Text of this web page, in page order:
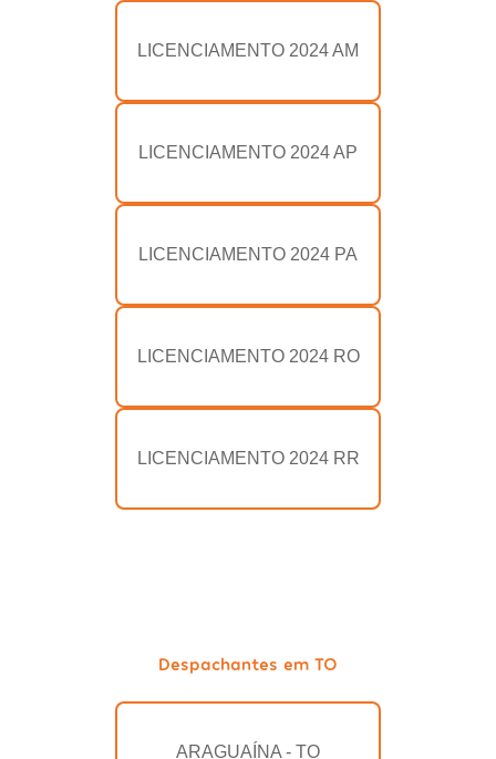
LICENCIAMENTO 2024 AM
LICENCIAMENTO 2024 AP
LICENCIAMENTO 2024 PA
LICENCIAMENTO 2024 RO
LICENCIAMENTO 2024 RR
Despachantes em TO
ARAGUAÍNA - TO